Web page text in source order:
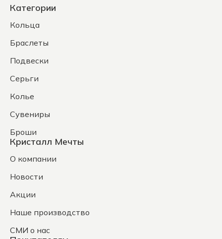
Категории
Кольца
Браслеты
Подвески
Серьги
Колье
Сувениры
Броши
Кристалл Мечты
О компании
Новости
Акции
Наше производство
СМИ о нас